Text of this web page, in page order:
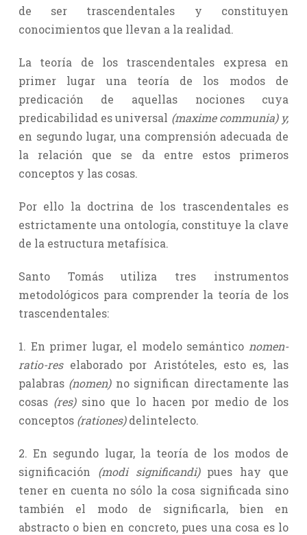
de ser trascendentales y constituyen
conocimientos que llevan a la realidad.
La teoría de los trascendentales expresa en
primer lugar una teoría de los modos de
predicación de aquellas nociones cuya
predicabilidad es universal (maxime communia) y,
en segundo lugar, una comprensión adecuada de
la relación que se da entre estos primeros
conceptos y las cosas.
Por ello la doctrina de los trascendentales es
estrictamente una ontología, constituye la clave
de la estructura metafísica.
Santo Tomás utiliza tres instrumentos
metodológicos para comprender la teoría de los
trascendentales:
1. En primer lugar, el modelo semántico nomen-
ratio-res elaborado por Aristóteles, esto es, las
palabras (nomen) no significan directamente las
cosas (res) sino que lo hacen por medio de los
conceptos (rationes)delintelecto.
2. En segundo lugar, la teoría de los modos de
significación (modi significandi) pues hay que
tener en cuenta no sólo la cosa significada sino
también el modo de significarla, bien en
abstracto o bien en concreto, pues una cosa es lo